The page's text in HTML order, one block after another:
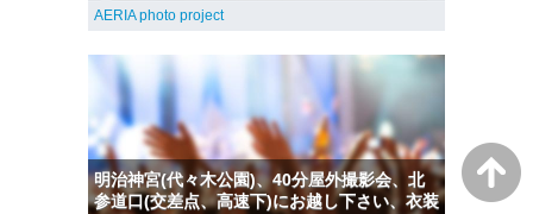
AERIA photo project
明治神宮(代々木公園)、40分屋外撮影会、北
参道口(交差点、高速下)にお越し下さい、衣装